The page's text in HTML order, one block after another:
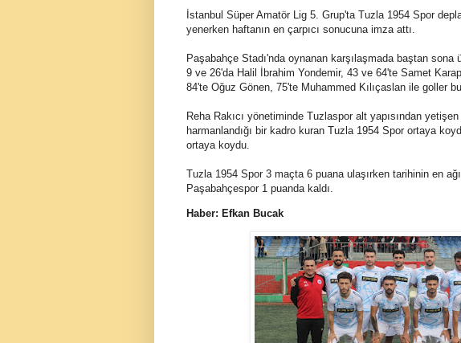
İstanbul Süper Amatör Lig 5. Grup'ta Tuzla 1954 Spor
yenerken haftanın en çarpıcı sonucuna imza attı.
Paşabahçe Stadı'nda oynanan karşılaşmada baştan
9 ve 26'da Halil İbrahim Yondemir, 43 ve 64'te Samet
84'te Oğuz Gönen, 75'te Muhammed Kılıçaslan ile goller
Reha Rakıcı yönetiminde Tuzlaspor alt yapısından
harmanlandığı bir kadro kuran Tuzla 1954 Spor ortaya
ortaya koydu.
Tuzla 1954 Spor 3 maçta 6 puana ulaşırken tarihinin en
Paşabahçespor 1 puanda kaldı.
Haber: Efkan Bucak